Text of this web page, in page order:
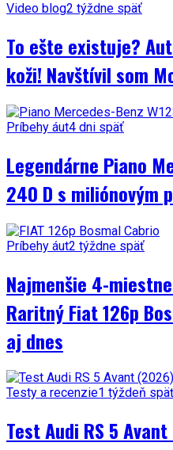
Video blog2 týždne späť
To ešte existuje?
koži! Navštívil som
Príbehy áut4 dni späť
Legendárne Piano
240 D s miliónovým
Príbehy áut2 týždne späť
Najmenšie 4-
Raritný Fiat 126p
aj dnes
Testy a recenzie1 týždeň
Test Audi RS 5